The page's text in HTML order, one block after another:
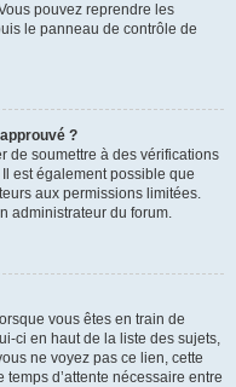
pouvez reprendre les
le panneau de contrôle de
?
de soumettre à des vérifications
est également possible que
aux permissions limitées.
administrateur du forum.
vous êtes en train de
ci en haut de la liste des sujets,
ne voyez pas ce lien, cette
d’attente nécessaire entre